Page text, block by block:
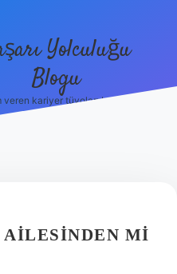
Yolculuğu
Blogu
veren kariyer tüyoları burada!
MI